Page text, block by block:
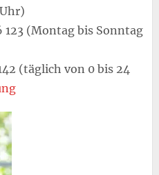
123 (Montag bis Sonntag
(täglich von 0 bis 24